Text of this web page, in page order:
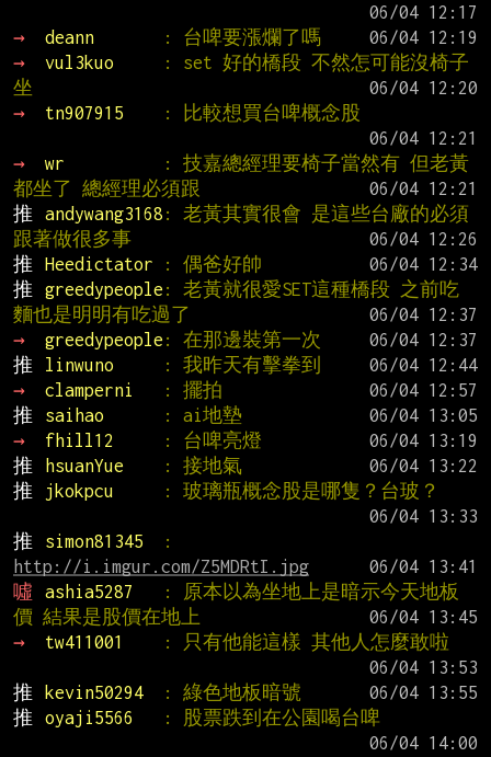
→
deann : 台啤要漲爛了嗎
→
vul3kuo
: set 好的橋段 不然怎可能沒椅子
坐
→
tn907915
: 比較想買台啤概念股
→
wr
: 技嘉總經理要椅子當然有 但老黃
都坐了 總經理必須跟
推
andywang3168 : 老黃其實很會 是這些台廠的必須
跟著做很多事
推
Heedictator : 偶爸好帥
推
greedypeople : 老黃就很愛SET這種橋段 之前吃
麵也是明明有吃過了
→
greedypeople : 在那邊裝第一次
推
linwuno : 我昨天有擊拳到
→
clamperni : 擺拍
推
saihao : ai地墊
→
fhill12 : 台啤亮燈
推
hsuanYue : 接地氣
推
jkokpcu
: 玻璃瓶概念股是哪隻？台玻？
推
simon81345
http://i.imgur.com/Z5MDRtI.jpg
噓
ashia5287
: 原本以為坐地上是暗示今天地板
價 結果是股價在地上
→
tw411001
: 只有他能這樣 其他人怎麼敢啦
推
kevin50294 : 綠色地板暗號
推
oyaji5566
: 股票跌到在公園喝台啤